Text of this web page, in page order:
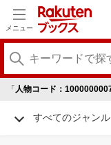
メニュー
「 人物コード：
すべてのジャンル